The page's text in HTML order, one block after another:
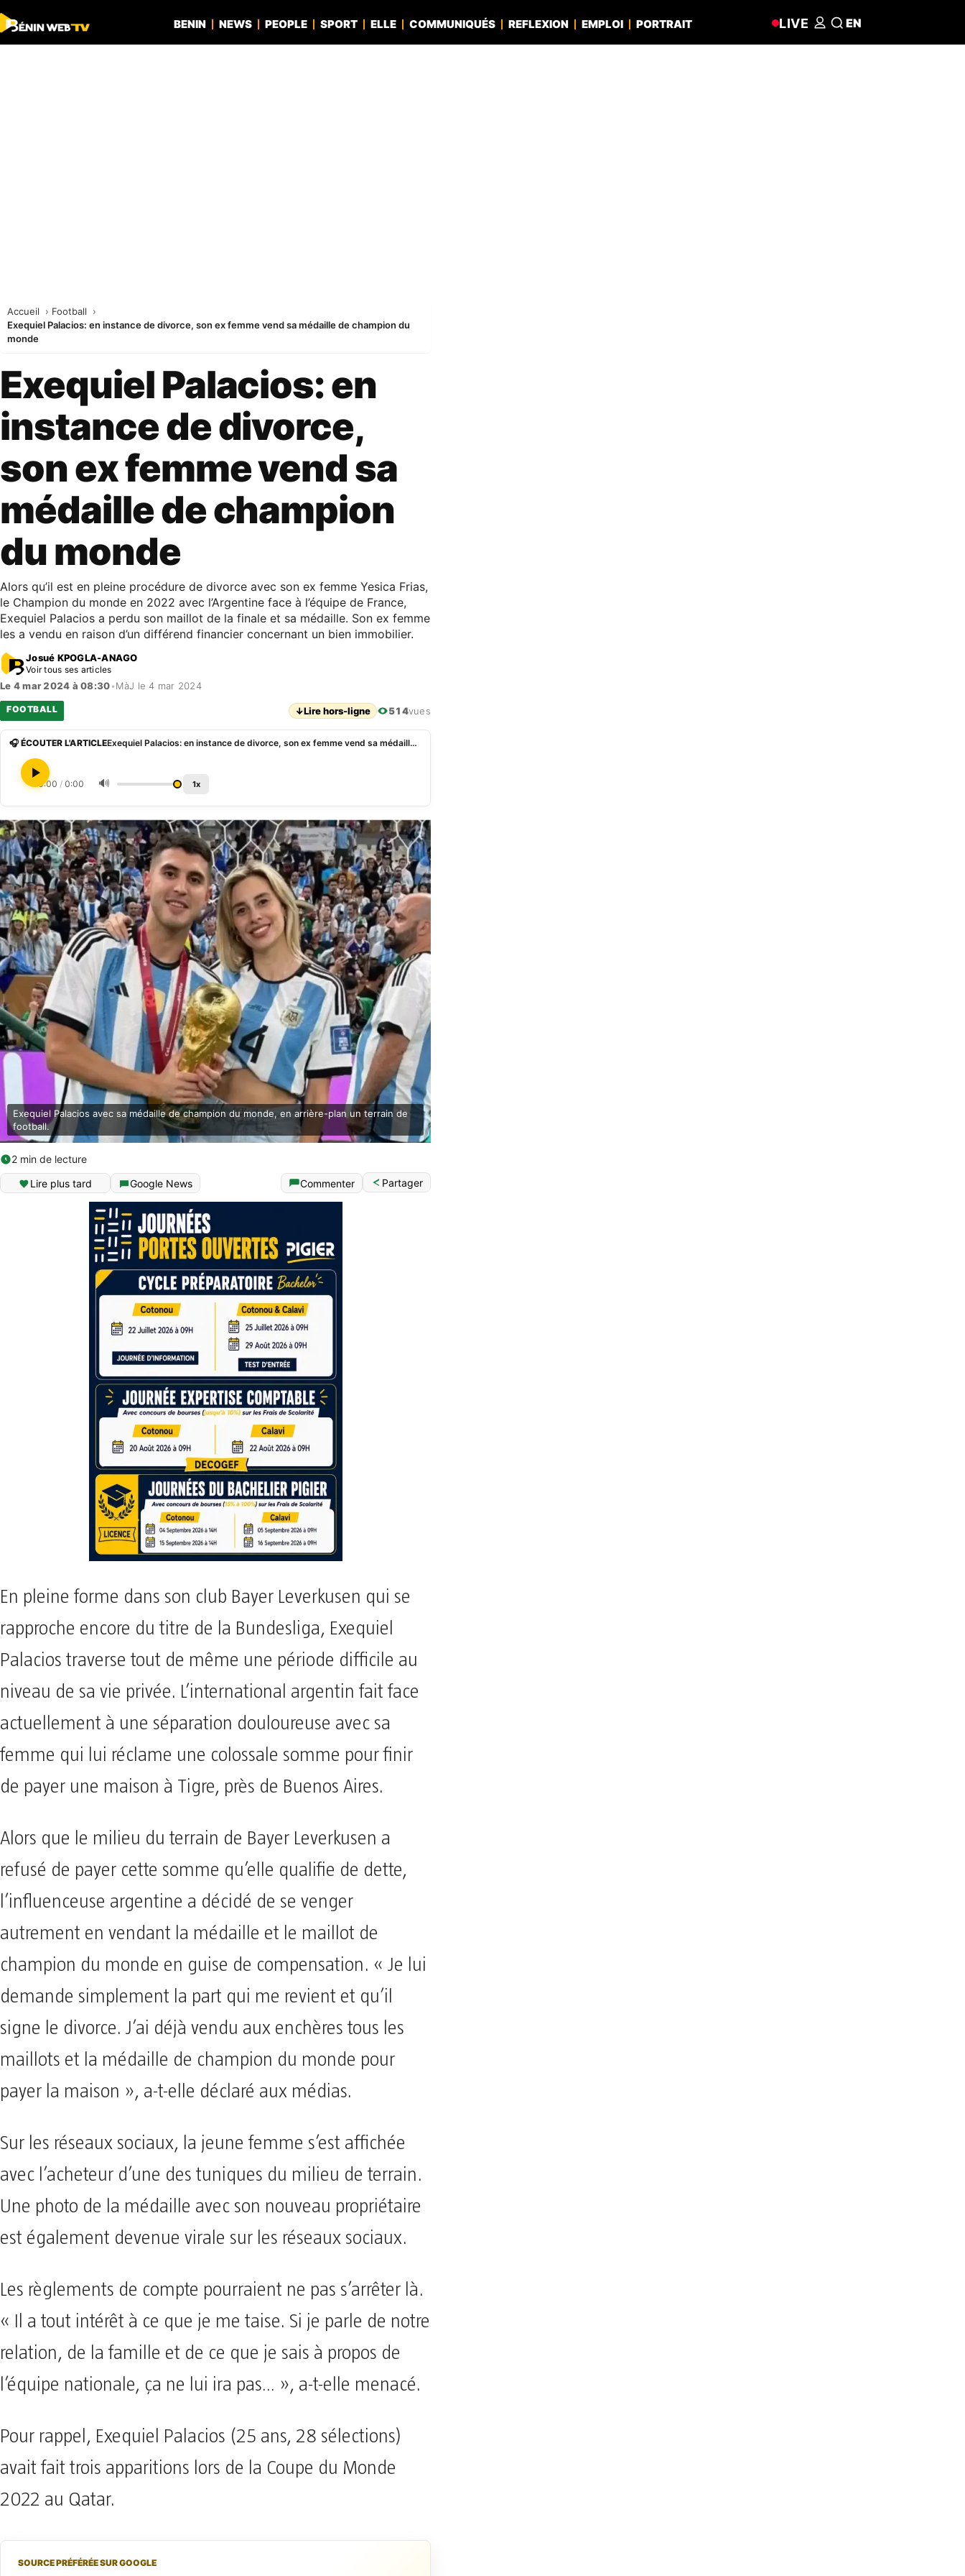
BENIN NEWS PEOPLE SPORT ELLE COMMUNIQUÉS REFLEXION EMPLOI PORTRAIT LIVE EN
Accueil
Football
Exequiel Palacios: en instance de divorce, son ex femme vend sa médaille de champion du
monde
Exequiel Palacios: en
instance de divorce,
son ex femme vend sa
médaille de champion
du monde
Alors qu’il est en pleine procédure de divorce avec son ex femme Yesica Frias,
le Champion du monde en 2022 avec l’Argentine face à l’équipe de France,
Exequiel Palacios a perdu son maillot de la finale et sa médaille. Son ex femme
les a vendu en raison d’un différend financier concernant un bien immobilier.
Josué KPOGLA-ANAGO
Voir tous ses articles
Le 4 mar 2024 à 08:30•MàJ le 4 mar 2024
FOOTBALL ↓Lire hors-ligne 514vues
🎧 ÉCOUTER L'ARTICLE Exequiel Palacios: en instance de divorce, son ex femme vend sa médaille de champion du monde
0:00 / 0:00 🔊 1x
Exequiel Palacios avec sa médaille de champion du monde, en arrière-plan un terrain de
football.
2 min de lecture
Lire plus tard
Google News Commenter Partager
En pleine forme dans son club Bayer Leverkusen qui se
rapproche encore du titre de la Bundesliga, Exequiel
Palacios traverse tout de même une période difficile au
niveau de sa vie privée. L’international argentin fait face
actuellement à une séparation douloureuse avec sa
femme qui lui réclame une colossale somme pour finir
de payer une maison à Tigre, près de Buenos Aires.
Alors que le milieu du terrain de Bayer Leverkusen a
refusé de payer cette somme qu’elle qualifie de dette,
l’influenceuse argentine a décidé de se venger
autrement en vendant la médaille et le maillot de
champion du monde en guise de compensation. « Je lui
demande simplement la part qui me revient et qu’il
signe le divorce. J’ai déjà vendu aux enchères tous les
maillots et la médaille de champion du monde pour
payer la maison », a-t-elle déclaré aux médias.
Sur les réseaux sociaux, la jeune femme s’est affichée
avec l’acheteur d’une des tuniques du milieu de terrain.
Une photo de la médaille avec son nouveau propriétaire
est également devenue virale sur les réseaux sociaux.
Les règlements de compte pourraient ne pas s’arrêter là.
« Il a tout intérêt à ce que je me taise. Si je parle de notre
relation, de la famille et de ce que je sais à propos de
l’équipe nationale, ça ne lui ira pas… », a-t-elle menacé.
Pour rappel, Exequiel Palacios (25 ans, 28 sélections)
avait fait trois apparitions lors de la Coupe du Monde
2022 au Qatar.
SOURCE PRÉFÉRÉE SUR GOOGLE